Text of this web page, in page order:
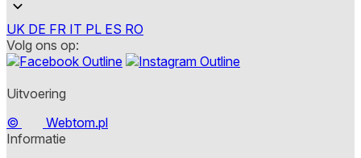
UK DE FR IT PL ES RO
Volg ons op:
Uitvoering
©
Webtom.pl
Informatie